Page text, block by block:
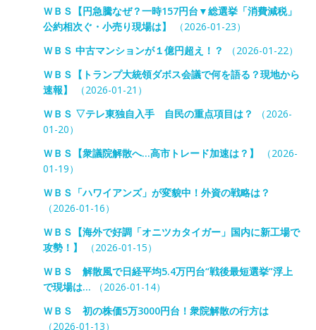
ＷＢＳ【円急騰なぜ？一時157円台▼総選挙「消費減税」
公約相次ぐ・小売り現場は】
（2026-01-23）
ＷＢＳ 中古マンションが１億円超え！？
（2026-01-22）
ＷＢＳ【トランプ大統領ダボス会議で何を語る？現地から
速報】
（2026-01-21）
ＷＢＳ ▽テレ東独自入手 自民の重点項目は？
（2026-
01-20）
ＷＢＳ【衆議院解散へ…高市トレード加速は？】
（2026-
01-19）
ＷＢＳ「ハワイアンズ」が変貌中！外資の戦略は？
（2026-01-16）
ＷＢＳ【海外で好調「オニツカタイガー」国内に新工場で
攻勢！】
（2026-01-15）
ＷＢＳ 解散風で日経平均5.4万円台“戦後最短選挙”浮上
で現場は… （2026-01-14）
ＷＢＳ 初の株価5万3000円台！衆院解散の行方は
（2026-01-13）